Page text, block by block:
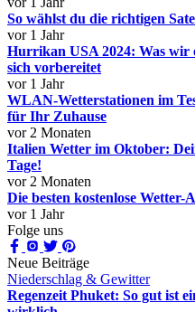
So wählst du die richtigen
vor 1 Jahr
Hurrikan USA 2024: Was wir
sich vorbereitet
vor 1 Jahr
WLAN-Wetterstationen im
für Ihr Zuhause
vor 2 Monaten
Italien Wetter im Oktober:
Tage!
vor 2 Monaten
Die besten kostenlose
vor 1 Jahr
Folge uns
Neue Beiträge
Niederschlag & Gewitter
Regenzeit Phuket: So gut ist